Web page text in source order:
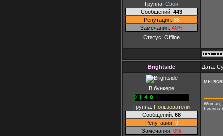
Группа: Свои
Сообщений: 443
Репутация: 36
Замечания: 40%
Статус: Offline
Brightside Дата:
В бункере
Группа: Пользователи
Сообщений: 68
Репутация: 9
Замечания: 0%
мы
Woman,
I wanna